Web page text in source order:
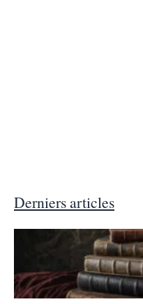
Derniers articles